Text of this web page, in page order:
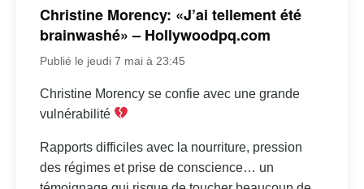
Christine Morency: «J’ai tellement été
brainwashé» – Hollywoodpq.com
Publié le jeudi 7 mai à 23:45
Christine Morency se confie avec une grande
vulnérabilité
Rapports difficiles avec la nourriture, pression
des régimes et prise de conscience… un